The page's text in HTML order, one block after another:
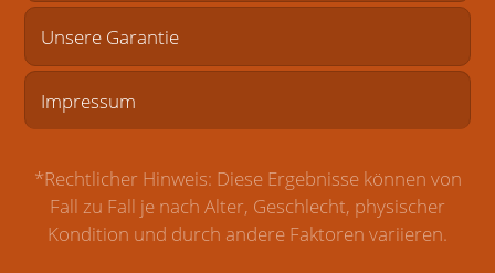
Unsere Garantie
Impressum
*Rechtlicher Hinweis: Diese Ergebnisse können von
Fall zu Fall je nach Alter, Geschlecht, physischer
Kondition und durch andere Faktoren variieren.